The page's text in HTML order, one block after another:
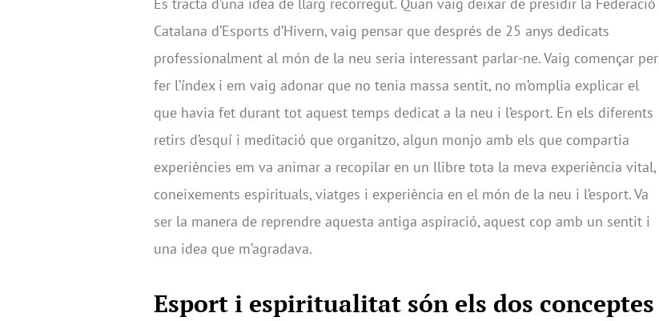
Catalana d’Esports d’Hivern, vaig pensar que després de 25 anys dedicats
professionalment al món de la neu seria interessant parlar-ne. Vaig començar per
fer l’índex i em vaig adonar que no tenia massa sentit, no m’omplia explicar el
que havia fet durant tot aquest temps dedicat a la neu i l’esport. En els diferents
retirs d’esquí i meditació que organitzo, algun monjo amb els que compartia
experiències em va animar a recopilar en un llibre tota la meva experiència vital,
coneixements espirituals, viatges i experiència en el món de la neu i l’esport. Va
ser la manera de reprendre aquesta antiga aspiració, aquest cop amb un sentit i
una idea que m’agradava.
Esport i espiritualitat són els dos conceptes